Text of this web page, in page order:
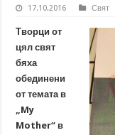
17.10.2016 Свят
Творци от
цял свят
бяха
обединени
от темата в
„My
Mother“ в